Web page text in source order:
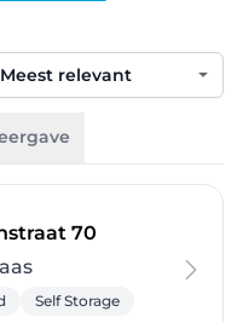
op
70
Self Storage